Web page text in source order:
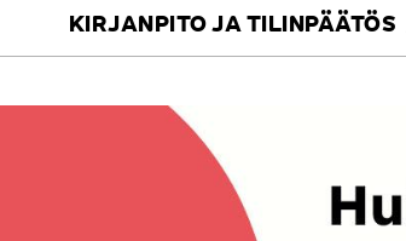
KIRJANPITO JA TILINPÄÄTÖS